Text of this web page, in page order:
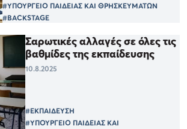
#ΥΠΟΥΡΓΕΙΟ ΠΑΙΔΕΙΑΣ ΚΑΙ ΘΡΗΣΚΕΥΜΑΤΩΝ
#BACKSTAGE
Σαρωτικές αλλαγές σε όλες τις
βαθμίδες της εκπαίδευσης
10.8.2025
#ΕΚΠΑΙΔΕΥΣΗ
#ΥΠΟΥΡΓΕΙΟ ΠΑΙΔΕΙΑΣ ΚΑΙ